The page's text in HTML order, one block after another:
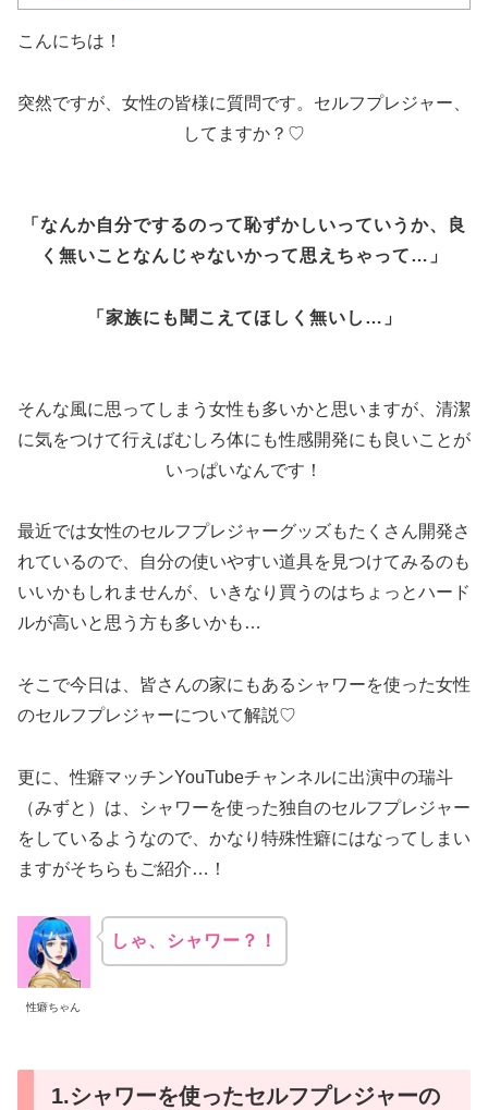
こんにちは！
突然ですが、女性の皆様に質問です。セルフプレジャー、
してますか？♡
「なんか自分でするのって恥ずかしいっていうか、良
く無いことなんじゃないかって思えちゃって…」
「家族にも聞こえてほしく無いし…」
そんな風に思ってしまう女性も多いかと思いますが、清潔
に気をつけて行えばむしろ体にも性感開発にも良いことが
いっぱいなんです！
最近では女性のセルフプレジャーグッズもたくさん開発さ
れているので、自分の使いやすい道具を見つけてみるのも
いいかもしれませんが、いきなり買うのはちょっとハード
ルが高いと思う方も多いかも…
そこで今日は、皆さんの家にもあるシャワーを使った女性
のセルフプレジャーについて解説♡
更に、性癖マッチンYouTubeチャンネルに出演中の瑞斗
（みずと）は、シャワーを使った独自のセルフプレジャー
をしているようなので、かなり特殊性癖にはなってしまい
ますがそちらもご紹介…！
性癖ちゃん
しゃ、シャワー？！
1.シャワーを使ったセルフプレジャーの